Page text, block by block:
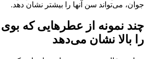
جوان، می‌تواند سن آنها را بیشتر نشان دهد.
چند نمونه از عطرهایی که
را بالا نشان می‌دهد